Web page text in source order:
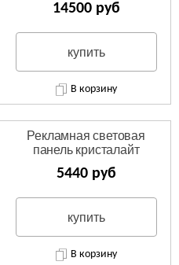
14500 руб
купить
В корзину
Рекламная световая
панель кристалайт
5440 руб
купить
В корзину